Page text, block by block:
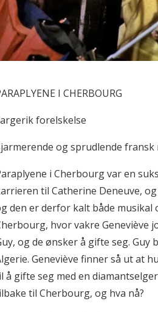
I CHERBOURG
forelskelse
og sprudlende
i Cherbourg var en
til Catherine Deneuve,
den er derfor kalt både
hvor vakre Geneviève
og de ønsker å gifte seg.
Geneviève finner så ut at
å gifte seg med en
til Cherbourg, og hva nå?